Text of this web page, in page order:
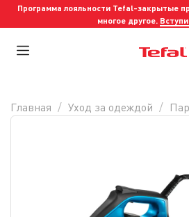
Программа лояльности Tefal-закрытые
многое другое.
Главная Уход за одеждой